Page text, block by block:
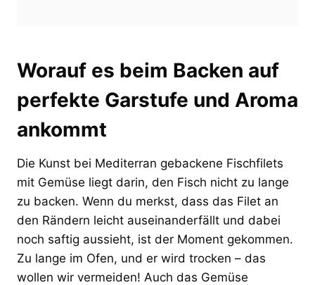
Worauf es beim Backen auf
perfekte Garstufe und Aroma
ankommt
Die Kunst bei Mediterran gebackene Fischfilets
mit Gemüse liegt darin, den Fisch nicht zu lange
zu backen. Wenn du merkst, dass das Filet an
den Rändern leicht auseinanderfällt und dabei
noch saftig aussieht, ist der Moment gekommen.
Zu lange im Ofen, und er wird trocken – das
wollen wir vermeiden! Auch das Gemüse